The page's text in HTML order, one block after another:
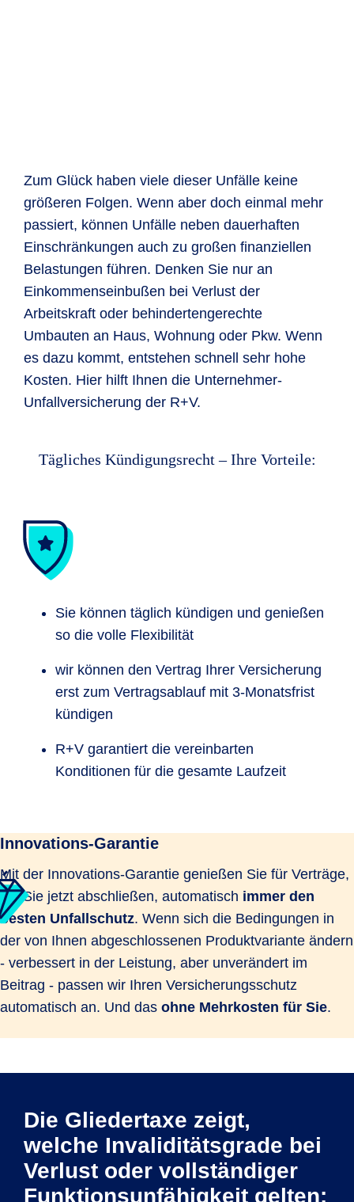
Zum Glück haben viele dieser Unfälle keine
größeren Folgen. Wenn aber doch einmal mehr
passiert, können Unfälle neben dauerhaften
Einschränkungen auch zu großen finanziellen
Belastungen führen. Denken Sie nur an
Einkommenseinbußen bei Verlust der
Arbeitskraft oder behindertengerechte
Umbauten an Haus, Wohnung oder Pkw. Wenn
es dazu kommt, entstehen schnell sehr hohe
Kosten. Hier hilft Ihnen die Unternehmer-
Unfallversicherung der R+V.
Tägliches Kündigungsrecht – Ihre Vorteile:
Sie können täglich kündigen und genießen
so die volle Flexibilität
wir können den Vertrag Ihrer Versicherung
erst zum Vertragsablauf mit 3-Monatsfrist
kündigen
R+V garantiert die vereinbarten
Konditionen für die gesamte Laufzeit
Innovations-Garantie
Mit der Innovations-Garantie genießen Sie für Verträge,
die Sie jetzt abschließen, automatisch immer den
besten Unfallschutz. Wenn sich die Bedingungen in
der von Ihnen abgeschlossenen Produktvariante ändern
- verbessert in der Leistung, aber unverändert im
Beitrag - passen wir Ihren Versicherungsschutz
automatisch an. Und das ohne Mehrkosten für Sie.
Die Gliedertaxe zeigt,
welche Invaliditätsgrade bei
Verlust oder vollständiger
Funktionsunfähigkeit gelten: